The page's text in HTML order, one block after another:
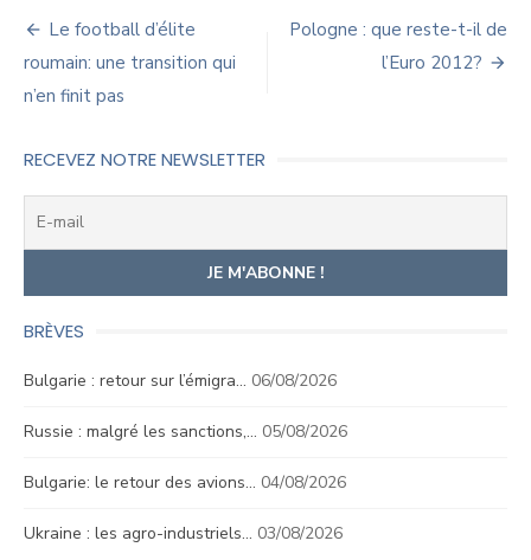
Navigation
de
l’article
Le football d’élite
roumain: une transition qui
n’en finit pas
Pologne : que reste-t-il de
l’Euro 2012?
RECEVEZ NOTRE NEWSLETTER
BRÈVES
Bulgarie : retour sur l’émigra… 06/08/2026
Russie : malgré les sanctions,… 05/08/2026
Bulgarie: le retour des avions… 04/08/2026
Ukraine : les agro-industriels… 03/08/2026